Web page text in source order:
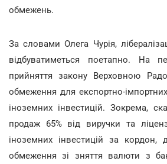
обмежень.
За словами Олега Чурія,
відбуватиметься поетапно. На
прийняття закону Верховною
обмеження для експортно-
іноземних інвестицій. Зокрема,
продаж 65% від виручки та
іноземних інвестицій за кордон,
обмеження зі зняття валюти з